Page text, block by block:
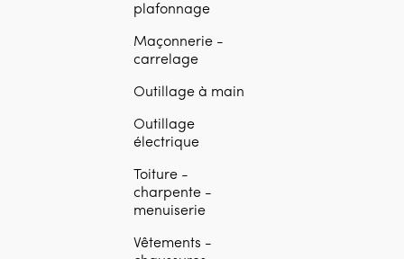
plafonnage
Maçonnerie -
carrelage
Outillage à main
Outillage
électrique
Toiture -
charpente -
menuiserie
Vêtements -